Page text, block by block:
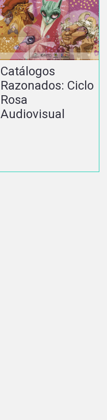
Catálogos
Razonados: Ciclo
Rosa
Audiovisual